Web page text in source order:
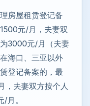
房屋租赁登记备
元/月，夫妻双
3000元/月（夫妻
海口、三亚以外
登记备案的，最
，夫妻双方按个人
月。